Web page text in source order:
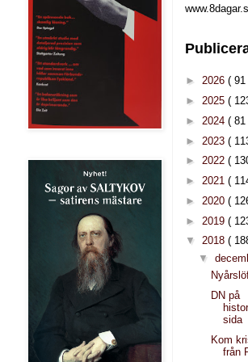
► 2026 ( 91
► 2025 (
► 2024 ( 81
► 2023 (
► 2022 (
► 2021 (
► 2020 (
► 2019 (
▼ 2018 (
▼
DN på
sida
Kom
från